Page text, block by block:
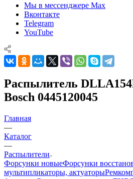
Мы в мессенджере Max
Вконтакте
Telegram
YouTube
Распылитель
Bosch 0445120045
Главная
—
Каталог
—
Распылители
Форсунки новыеФорсунки
мультипликаторы, актуаторы